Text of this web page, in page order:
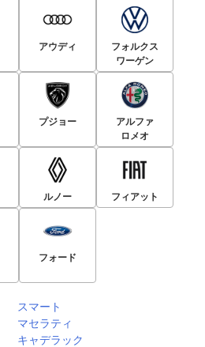
アウディ
フォルクス
ワーゲン
プジョー
アルファ
ロメオ
ルノー フィアット
フォード
スマート
マセラティ
キャデラック